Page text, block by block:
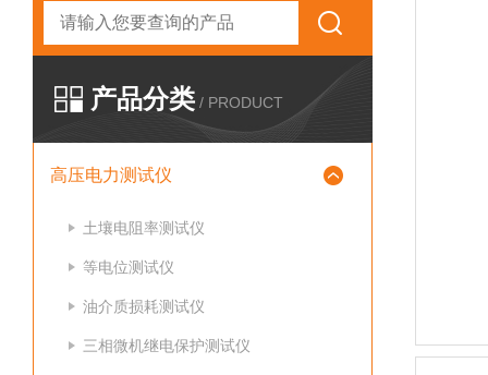
产品分类 / PRODUCT
高压电力测试仪
土壤电阻率测试仪
等电位测试仪
油介质损耗测试仪
三相微机继电保护测试仪